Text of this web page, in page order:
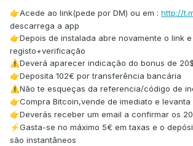
👉Acede ao link(pede por DM) ou em : http://
descarrega a app
👉Depois de instalada abre novamente o link
registo+verificação
⚠️Deverá aparecer indicação do bonus de
👉Deposita 102€ por transferência bancária
⚠️Não te esqueças da referencia/código de
👉Compra Bitcoin,vende de imediato e
👉Deverás receber um email a confirmar os
⚡️Gasta-se no máximo 5€ em taxas e o
são instantâneos